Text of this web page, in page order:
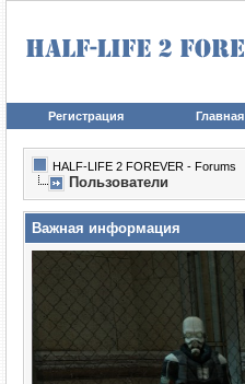
Регистрация Главная
HALF-LIFE 2 FOREVER - Forums
Пользователи
Важная информация